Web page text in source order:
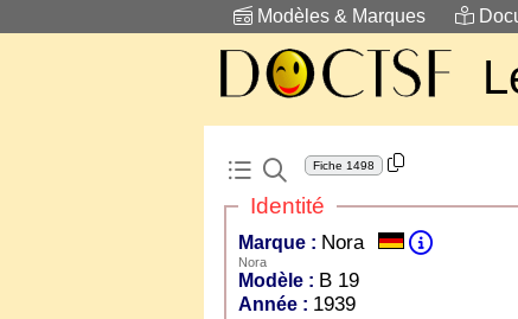
Modèles & Marques
Fiche 1498
Identité
Marque : Nora
Nora
Modèle : B 19
Année : 1939